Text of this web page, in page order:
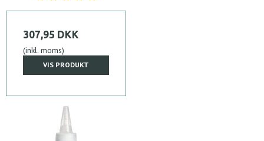
307,95 DKK
(inkl. moms)
VIS PRODUKT